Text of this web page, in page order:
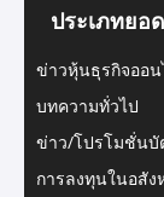
ประเภทยอ
ข่าวหุ้นธุรกิจออ
บทความทั่วไป
ข่าว/โปรโมชั่นบั
การลงทุนในอสัง